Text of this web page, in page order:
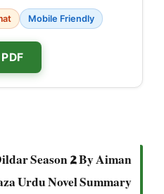
Mobile Friendly
Season 2 By Aiman
Urdu Novel Summary